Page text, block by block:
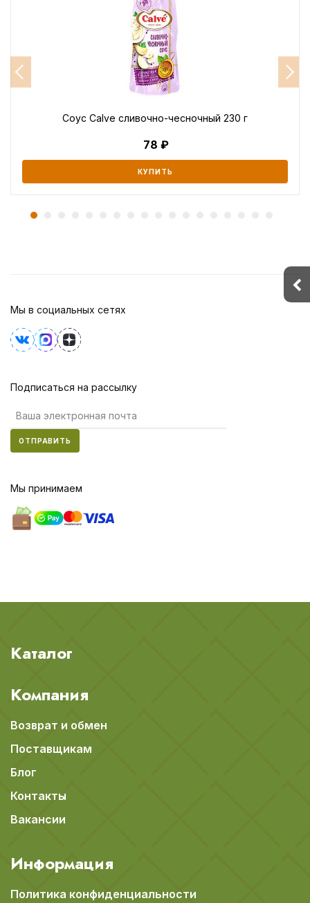
Соус Calve сливочно-чесночный 230 г
78
КУПИТЬ
Мы в социальных сетях
Подписаться на рассылку
ОТПРАВИТЬ
Мы принимаем
Каталог
Компания
Возврат и обмен
Поставщикам
Блог
Контакты
Вакансии
Информация
Политика конфиденциальности